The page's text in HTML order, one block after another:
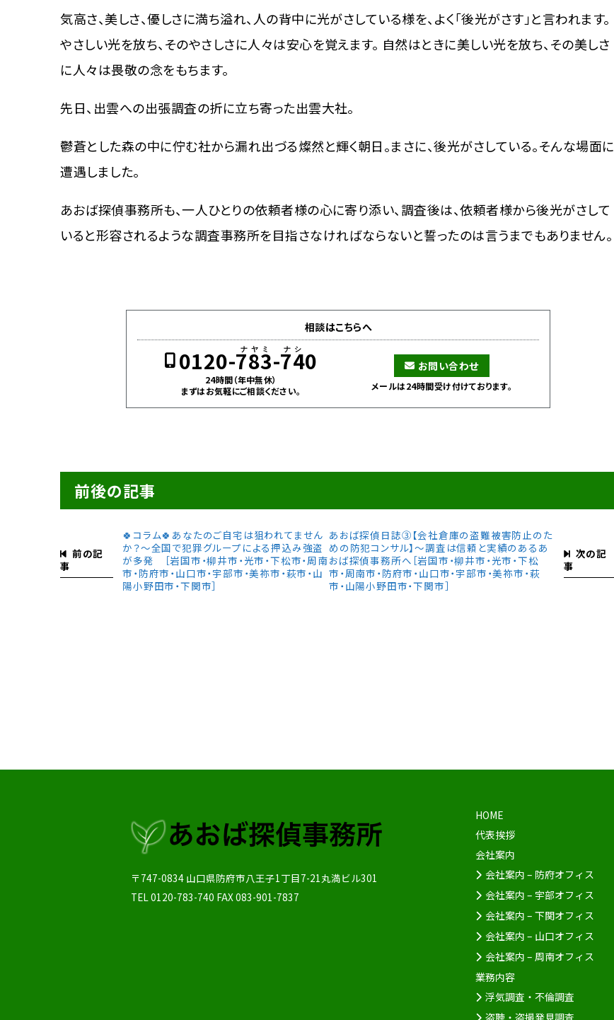
気高さ、美しさ、優しさに満ち溢れ、人の背中に光がさしている様を、よく「後光がさす」と言われます。
やさしい光を放ち、そのやさしさに人々は安心を覚えます。 自然はときに美しい光を放ち、その美しさ
に人々は畏敬の念をもちます。
先日、出雲への出張調査の折に立ち寄った出雲大社。
鬱蒼とした森の中に佇む社から漏れ出づる燦然と輝く朝日。まさに、後光がさしている。そんな場面に
遭遇しました。
あおば探偵事務所も、一人ひとりの依頼者様の心に寄り添い、調査後は、依頼者様から後光がさして
いると形容されるような調査事務所を目指さなければならないと誓ったのは言うまでもありません。
相談はこちらへ
0120-783-740
24時間（年中無休）
まずはお気軽にご相談ください。
お問い合わせ
メールは24時間受け付けております。
前後の記事
前の記
事
🍀コラム🍀あなたのご自宅は狙われてません
か？〜全国で犯罪グループによる押込み強盗
が多発 ［岩国市・柳井市・光市・下松市・周南
市・防府市・山口市・宇部市・美祢市・萩市・山
陽小野田市・下関市］
次の記
事
あおば探偵日誌③【会社倉庫の盗難被害防止のた
めの防犯コンサル】〜調査は信頼と実績のあるあ
おば探偵事務所へ［岩国市・柳井市・光市・下松
市・周南市・防府市・山口市・宇部市・美祢市・萩
市・山陽小野田市・下関市］
〒747-0834 山口県防府市八王子1丁目7-21丸満ビル301
TEL0120-783-740 FAX083-901-7837
HOME
代表挨拶
会社案内
会社案内 – 防府オフィス
会社案内 – 宇部オフィス
会社案内 – 下関オフィス
会社案内 – 山口オフィス
会社案内 – 周南オフィス
業務内容
浮気調査・不倫調査